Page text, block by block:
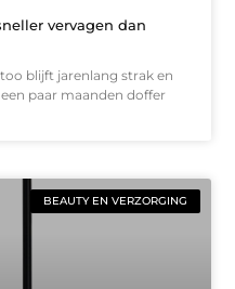
vervagen dan
blijft jarenlang strak en
paar maanden doffer
BEAUTY EN VERZORGING